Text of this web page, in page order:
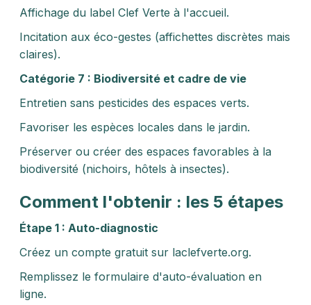
Affichage du label Clef Verte à l'accueil.
Incitation aux éco-gestes (affichettes discrètes mais
claires).
Catégorie 7 : Biodiversité et cadre de vie
Entretien sans pesticides des espaces verts.
Favoriser les espèces locales dans le jardin.
Préserver ou créer des espaces favorables à la
biodiversité (nichoirs, hôtels à insectes).
Comment l'obtenir : les 5 étapes
Étape 1 : Auto-diagnostic
Créez un compte gratuit sur laclefverte.org.
Remplissez le formulaire d'auto-évaluation en
ligne.